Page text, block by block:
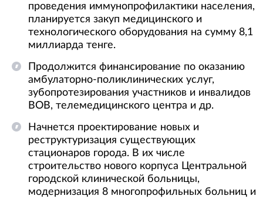
проведения иммунопрофилактики населения,
планируется закуп медицинского и
технологического оборудования на сумму 8,1
миллиарда тенге.
Продолжится финансирование по оказанию
амбулаторно-поликлинических услуг,
зубопротезирования участников и инвалидов
ВОВ, телемедицинского центра и др.
Начнется проектирование новых и
реструктуризация существующих
стационаров города. В их числе
строительство нового корпуса Центральной
городской клинической больницы,
модернизация 8 многопрофильных больниц и